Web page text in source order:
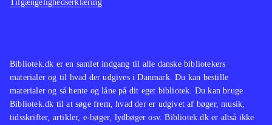
Bibliotek.dk er en samlet indgang til alle danske bibliotekers
materialer og til hvad der udgives i Danmark. Du kan bestille
materialer og så hente og låne på dit eget bibliotek. Du kan bruge
Bibliotek.dk til at søge frem, hvad der er udgivet af bøger, musik,
tidsskrifter, artikler, e-bøger, lydbøger osv. Bibliotek.dk er altså ikke
Tilgængelighedserklæring